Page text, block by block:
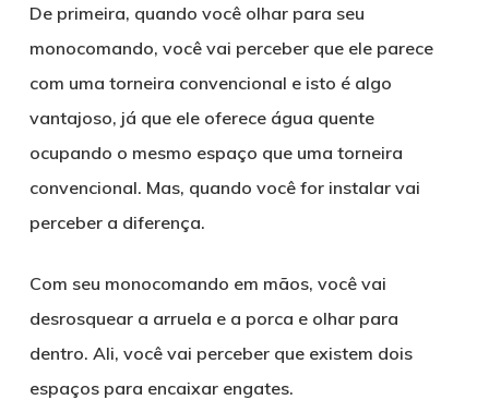
De primeira, quando você olhar para seu
monocomando, você vai perceber que ele parece
com uma torneira convencional e isto é algo
vantajoso, já que ele oferece água quente
ocupando o mesmo espaço que uma torneira
convencional. Mas, quando você for instalar vai
perceber a diferença.
Com seu monocomando em mãos, você vai
desrosquear a arruela e a porca e olhar para
dentro. Ali, você vai perceber que existem dois
espaços para encaixar engates.